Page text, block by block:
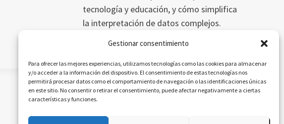
Gestionar consentimiento
Para ofrecer las mejores experiencias, utilizamos tecnologías como las cookies para almacenar
y/o acceder a la información del dispositivo. El consentimiento de estas tecnologías nos
permitirá procesar datos como el comportamiento de navegación o las identificaciones únicas
en este sitio. No consentir o retirar el consentimiento, puede afectar negativamente a ciertas
características y funciones.
tecnología y educación, y cómo simplifica
la interpretación de datos complejos.
LEER MÁSCÓMO
REVOLUCIONA
LA
VISUALIZACIÓN